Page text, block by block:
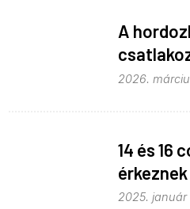
A
Elite
2026.
14 és 16
érkeznek
2025. január